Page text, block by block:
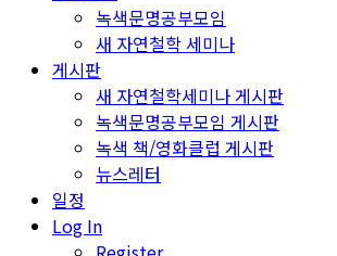
녹색문명공부모임
새 자연철학 세미나
게시판
새 자연철학세미나 게시판
녹색문명공부모임 게시판
녹색 책/영화클럽 게시판
뉴스레터
일정
Log In